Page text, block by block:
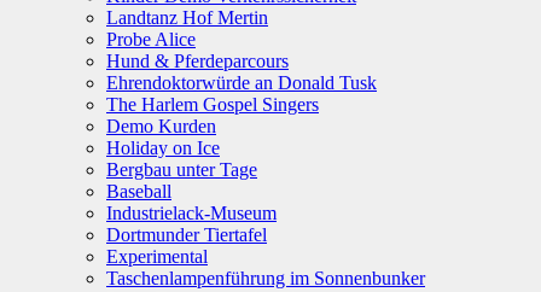
Landtanz Hof Mertin
Probe Alice
Hund & Pferdeparcours
Ehrendoktorwürde an Donald Tusk
The Harlem Gospel Singers
Demo Kurden
Holiday on Ice
Bergbau unter Tage
Baseball
Industrielack-Museum
Dortmunder Tiertafel
Experimental
Taschenlampenführung im Sonnenbunker